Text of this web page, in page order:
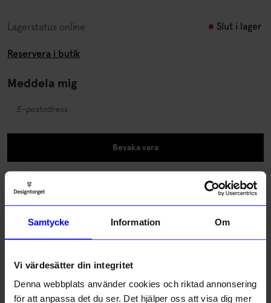
Samtycke Information Om
Vi värdesätter din integritet
Denna webbplats använder cookies och riktad annonsering
för att anpassa det du ser. Det hjälper oss att visa dig mer
Lagerstatus online Slut i lager
Reservera i butik
Meddela mig
Bevaka vara
Fri frakt
Snabba leveranser
Betala med Klarna & Swish
Läs mer